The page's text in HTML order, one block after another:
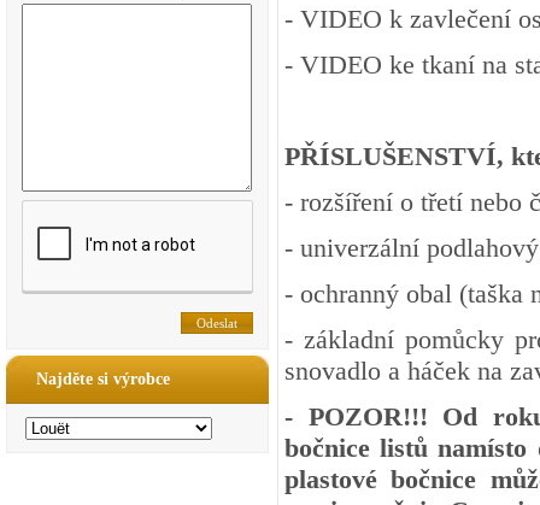
Najděte si výrobce
- VIDEO k zavlečení
- VIDEO ke tkaní na
PŘÍSLUŠENSTVÍ,
- rozšíření o třetí nebo
- univerzální
- ochranný obal (taška
- základní pomůcky
snovadlo a háček na
- POZOR!!! Od
bočnice listů
plastové bočnice